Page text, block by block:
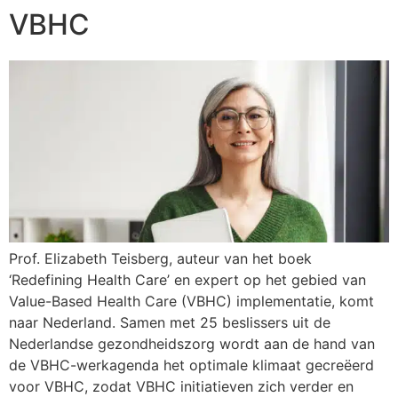
VBHC
Prof. Elizabeth Teisberg, auteur van het boek
‘Redefining Health Care’ en expert op het gebied van
Value-Based Health Care (VBHC) implementatie, komt
naar Nederland. Samen met 25 beslissers uit de
Nederlandse gezondheidszorg wordt aan de hand van
de VBHC-werkagenda het optimale klimaat gecreëerd
voor VBHC, zodat VBHC initiatieven zich verder en